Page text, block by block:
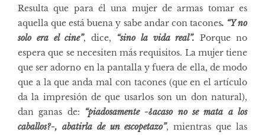
Resulta que para él una mujer de armas tomar es
aquella que está buena y sabe andar con tacones. “Y no
solo era el cine”, dice, “sino la vida real”. Porque no
espera que se necesiten más requisitos. La mujer tiene
que ser adorno en la pantalla y fuera de ella, de modo
que a la que anda mal con tacones (que en el artículo
da la impresión de que usarlos son un don natural),
dan ganas de:
“piadosamente -¿acaso no se mata a los
caballos?-, abatirla de un escopetazo”, mientras que las